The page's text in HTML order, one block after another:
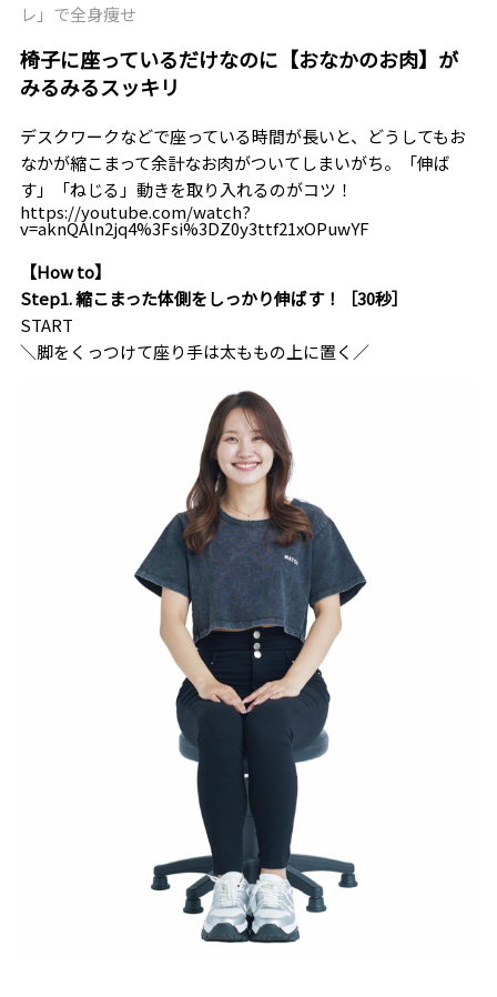
レ」で全身痩せ
椅子に座っているだけなのに【おなかのお肉】が
みるみるスッキリ
デスクワークなどで座っている時間が長いと、どうしてもお
なかが縮こまって余計なお肉がついてしまいがち。「伸ば
す」「ねじる」動きを取り入れるのがコツ！
https://youtube.com/watch?
v=aknQAln2jq4%3Fsi%3DZ0y3ttf21xOPuwYF
【How to】
Step1. 縮こまった体側をしっかり伸ばす！［30秒］
START
＼脚をくっつけて座り手は太ももの上に置く／